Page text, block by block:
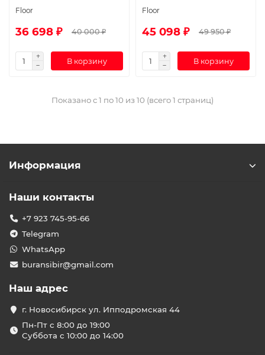
Floor
36 698 ₽ 40 000 ₽
В корзину
Floor
45 098 ₽ 49 950 ₽
В корзину
Показано с 1 по 10 из 10 (всего 1 страниц)
Информация
Наши контакты
+7 923 745-95-66
Telegram
WhatsApp
buransibir@gmail.com
Наш адрес
г. Новосибирск ул. Ипподромская 44
Пн-Пт с 8:00 до 19:00
Суббота с 10:00 до 14:00